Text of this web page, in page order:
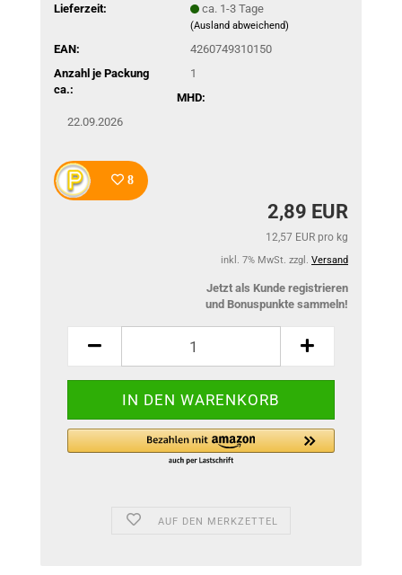
Lieferzeit:
ca. 1-3 Tage
(Ausland abweichend)
EAN:
4260749310150
Anzahl je Packung
ca.:
1
MHD:
22.09.2026
8
2,89 EUR
12,57 EUR pro kg
inkl. 7% MwSt. zzgl. Versand
Jetzt als Kunde registrieren
und Bonuspunkte sammeln!
AUF DEN MERKZETTEL